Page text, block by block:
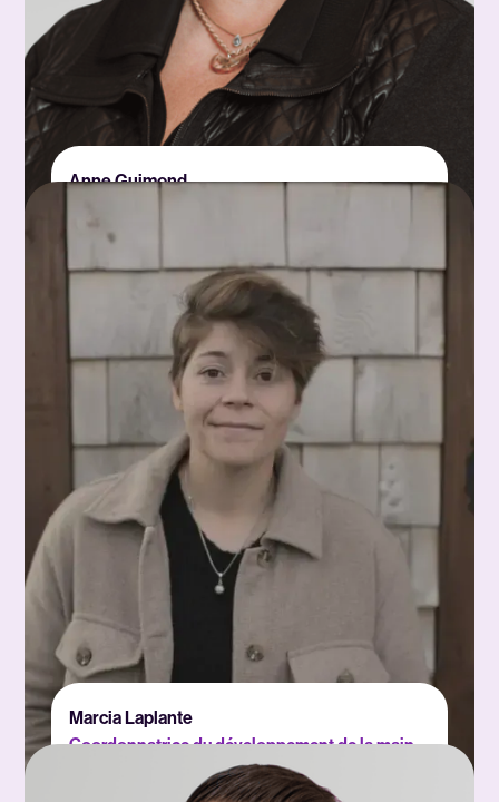
Anne Guimond
Marcia Laplante
Coordonnatrice du développement de la main-